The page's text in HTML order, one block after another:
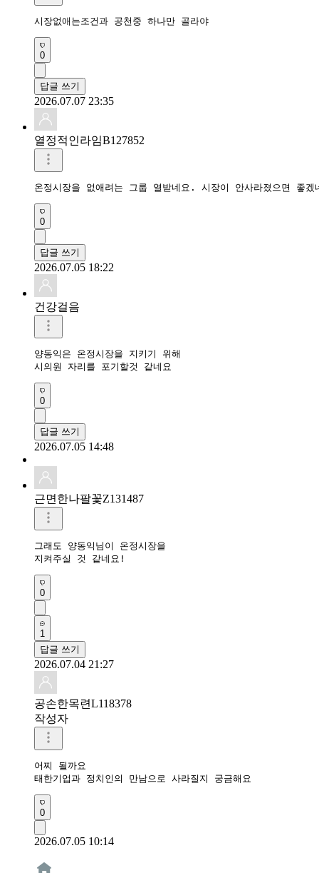
시장없애는조건과 공천중 하나만 골라야
0
답글 쓰기
2026.07.07 23:35
열정적인라임B127852
온정시장을 없애려는 그룹 열받네요. 시장이 안사라졌으면 좋
0
답글 쓰기
2026.07.05 18:22
건강걸음
양동익은 온정시장을 지키기 위해
시의원 자리를 포기할것 같네요
0
답글 쓰기
2026.07.05 14:48
근면한나팔꽃Z131487
그래도 양동익님이 온정시장을
지켜주실 것 같네요!
0
1
답글 쓰기
2026.07.04 21:27
공손한목련L118378
작성자
어찌 될까요
태한기업과 정치인의 만남으로 사라질지 궁금해요
0
2026.07.05 10:14